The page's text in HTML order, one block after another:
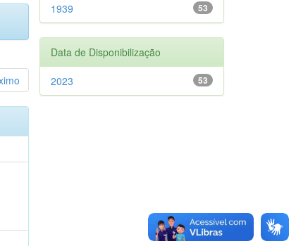
53
1939
Data de Disponibilização
53
2023